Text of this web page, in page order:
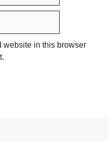
website in this browser